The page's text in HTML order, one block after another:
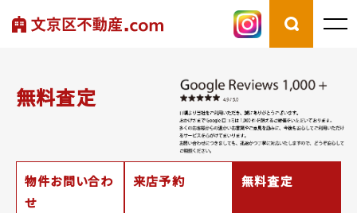
無料査定
物件お問い合わ
せ
来店予約 無料査定